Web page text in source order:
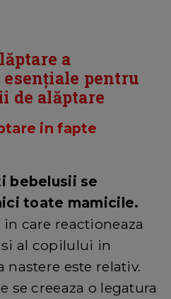
ăptare a
pentru
de alăptare
in fapte
bebelusii se
toate mamicile.
care reactioneaza
al copilului in
este relativ.
se creeaza o legatura